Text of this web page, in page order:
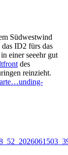
Südwestwind
ID2 fürs das
einer seeehr gut
des
reinzieht.